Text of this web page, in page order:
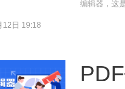
编辑器，这
12日 19:18